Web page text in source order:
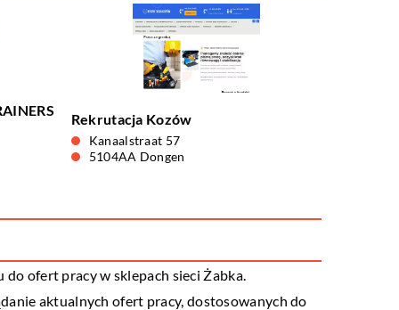
Rekrutacja Kozów
Kanaalstraat 57
5104AA Dongen
ofert pracy w sklepach sieci Żabka.
aktualnych ofert pracy, dostosowanych do